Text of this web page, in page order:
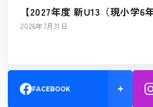
【2027年度 新U13（現小学6
会 開催のお知らせ】
2026年7月31日
FACEBOOK